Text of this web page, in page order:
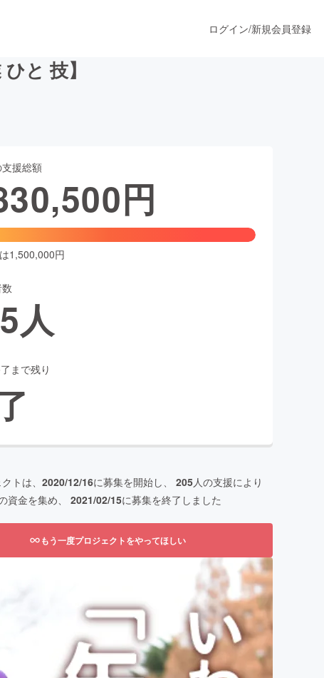
ファッション
ログイン/新規会員登録
と 技】
援総額
円
1,500,000円
人
まで残り
トは、 2020/12/16に募集を開始し、 205人の支援により
資金を集め、 2021/02/15に募集を終了しました
もう一度プロジェクトをやってほしい